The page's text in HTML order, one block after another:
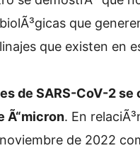
que
que existen en
de SARS-CoV-2
Ã“micron. En
de 2022